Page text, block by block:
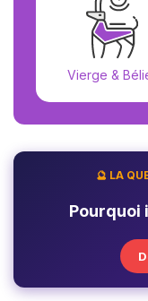
Vierge &
🔮 LA
Pourquoi